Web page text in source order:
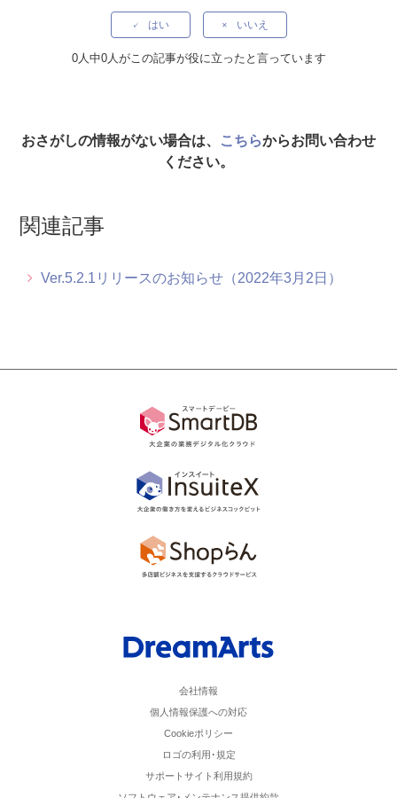
Ver.5.4.9リリースのお知らせ（2026年5月8日）
Ver.5.4.8リリースのお知らせ（2026年4月17日）
Ver.5.4.6リリースのお知らせ（2025年12月1日）
Ver.5.4.4リリースのお知らせ（2024年6月5日）
はい いいえ
0人中0人がこの記事が役に立ったと言っています
おさがしの情報がない場合は、 こちらからお問い合わせ
ください。
関連記事
Ver.5.2.1リリースのお知らせ（2022年3月2日）
会社情報
個人情報保護への対応
Cookieポリシー
ロゴの利用･規定
サポートサイト利用規約